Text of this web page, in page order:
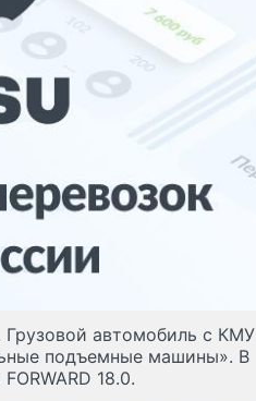
Грузовой автомобиль с КМУ
подъемные машины». В
18.0.